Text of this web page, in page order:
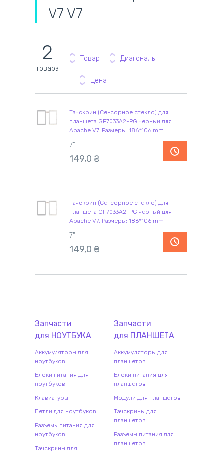
V7 V7
2
товара
Товар Диагональ
Цена
Тачскрин (Сенсорное стекло) для
планшета GF7033A2-PG черный для
Apache V7. Размеры: 186*106 mm
7"
149,0 ₴
Тачскрин (Сенсорное стекло) для
планшета GF7033A2-PG черный для
Apache V7. Размеры: 186*106 mm
7"
149,0 ₴
Запчасти
для НОУТБУКА
Аккумуляторы для
ноутбуков
Блоки питания для
ноутбуков
Клавиатуры
Петли для ноутбуков
Разъемы питания для
ноутбуков
Тачскрины для
Запчасти
для ПЛАНШЕТА
Аккумуляторы для
планшетов
Блоки питания для
планшетов
Модули для планшетов
Тачскрины для
планшетов
Разъемы питания для
планшетов